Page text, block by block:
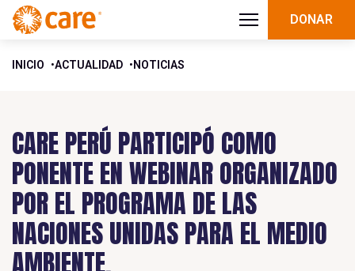
DONAR
INICIO ACTUALIDAD NOTICIAS
CARE PERÚ PARTICIPÓ COMO
PONENTE EN WEBINAR ORGANIZADO
POR EL PROGRAMA DE LAS
NACIONES UNIDAS PARA EL MEDIO